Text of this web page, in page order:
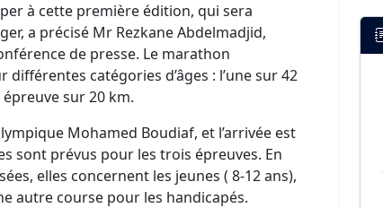
à cette première édition, qui sera
a précisé Mr Rezkane Abdelmadjid,
de presse. Le marathon
catégories d’âges : l’une sur 42
sur 20 km.
Mohamed Boudiaf, et l’arrivée est
sont prévus pour les trois épreuves. En
elles concernent les jeunes ( 8-12 ans),
autre course pour les handicapés.